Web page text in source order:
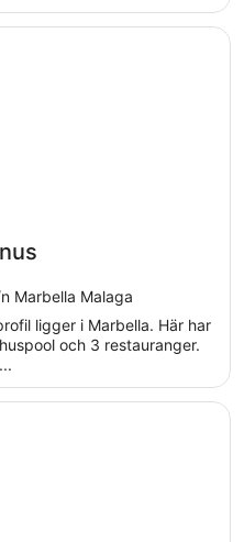
Marbella Malaga
ligger i Marbella. Här har
och 3 restauranger.